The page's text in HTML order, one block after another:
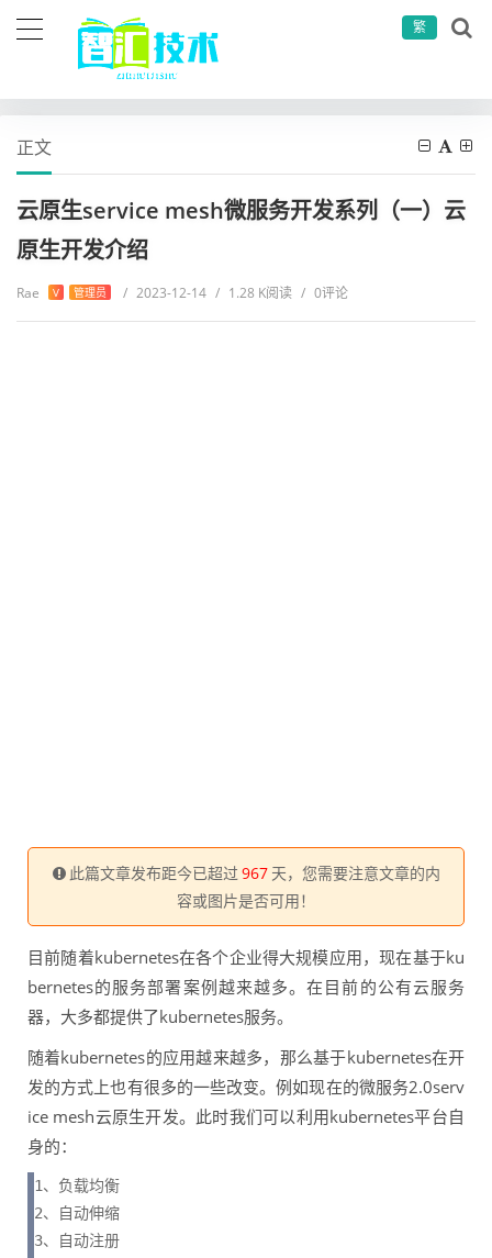
繁
正文
云原生service mesh微服务开发系列（一）云
原生开发介绍
Rae V 管理员 / 2023-12-14 / 1.28 K阅读 / 0评论
此篇文章发布距今已超过 967 天，您需要注意文章的内
容或图片是否可用！
目前随着kubernetes在各个企业得大规模应用，现在基于ku
bernetes的服务部署案例越来越多。在目前的公有云服务
器，大多都提供了kubernetes服务。
随着kubernetes的应用越来越多，那么基于kubernetes在开
发的方式上也有很多的一些改变。例如现在的微服务2.0serv
ice mesh云原生开发。此时我们可以利用kubernetes平台自
身的：
1、负载均衡
2、自动伸缩
3、自动注册